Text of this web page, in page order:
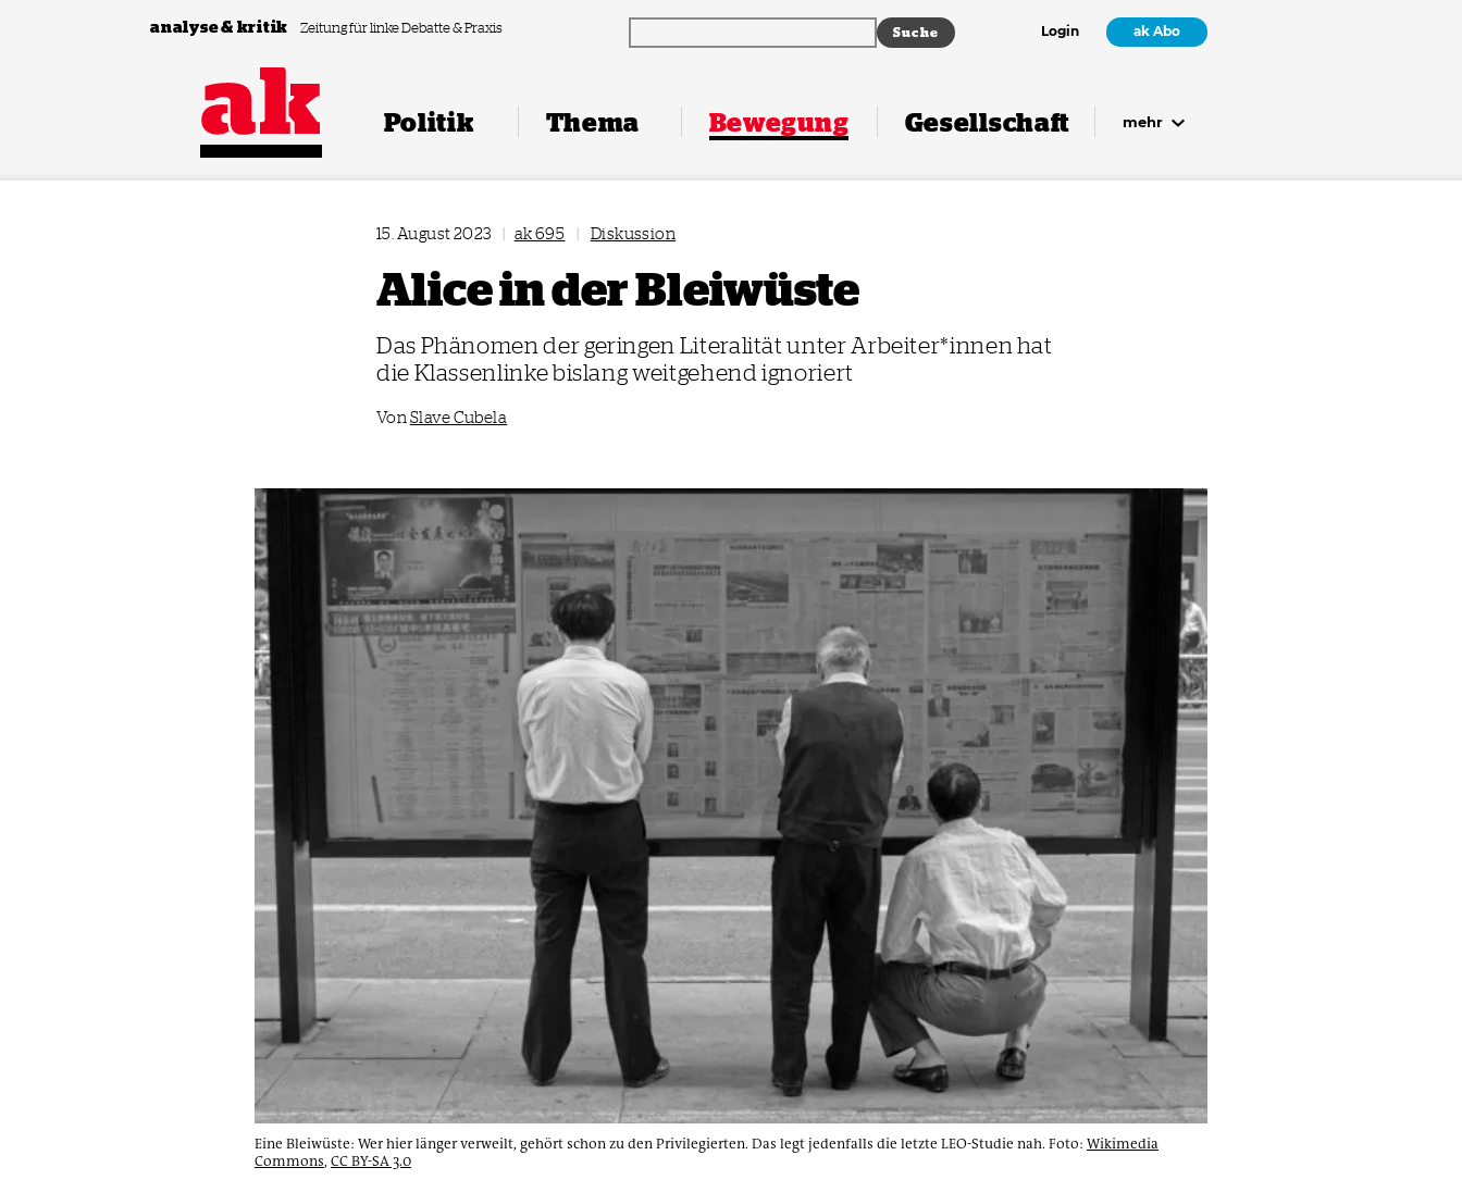
Zum Inhalt springen
analyse & kritik Zeitung für linke Debatte & Praxis Login ak Abo
Politik Thema Bewegung Gesellschaft mehr
15. August 2023 | ak 695 | Diskussion
Alice in der Bleiwüste
Das Phänomen der geringen Literalität unter Arbeiter*innen hat
die Klassenlinke bislang weitgehend ignoriert
VonSlave Cubela
Eine Bleiwüste: Wer hier länger verweilt, gehört schon zu den Privilegierten. Das legt jedenfalls die letzte LEO-Studie nah. Foto: Wikimedia
Commons, CC BY-SA 3.0